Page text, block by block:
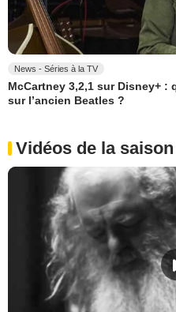
News - Séries à la TV
McCartney 3,2,1 sur Disney+
sur l’ancien Beatles ?
Vidéos de la